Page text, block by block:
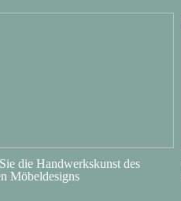
die Handwerkskunst des
Möbeldesigns